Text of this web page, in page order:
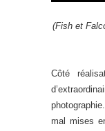
(Fish et
Côté
mal mises